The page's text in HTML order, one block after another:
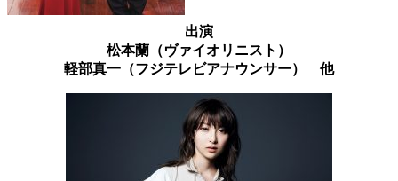
出演
松本蘭（ヴァイオリニスト）
軽部真一（フジテレビアナウンサー） 他